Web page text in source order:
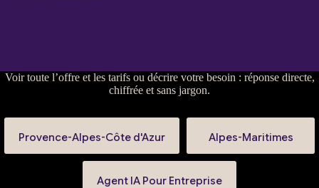
Voirtoute l’offre et les tarifsou décrire votre besoin : réponse directe,
chiffrée et sans jargon.
Provence-Alpes-Côte d'Azur Alpes-Maritimes
Agent IA Pour Entreprise